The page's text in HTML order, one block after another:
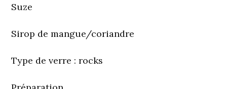
Suze
Sirop de mangue/coriandre
Type de verre : rocks